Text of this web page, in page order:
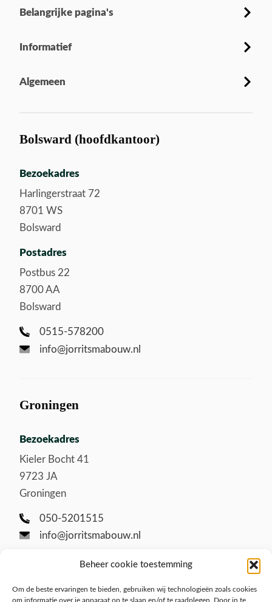
Beheer cookie toestemming
Om de beste ervaringen te bieden, gebruiken wij technologieën zoals cookies
om informatie over je apparaat op te slaan en/of te raadplegen. Door in te
Belangrijke pagina's
Informatief
Algemeen
Bolsward (hoofdkantoor)
Bezoekadres
Harlingerstraat 72
8701 WS
Bolsward
Postadres
Postbus 22
8700 AA
Bolsward
0515-578200
info@jorritsmabouw.nl
Groningen
Bezoekadres
Kieler Bocht 41
9723 JA
Groningen
050-5201515
info@jorritsmabouw.nl